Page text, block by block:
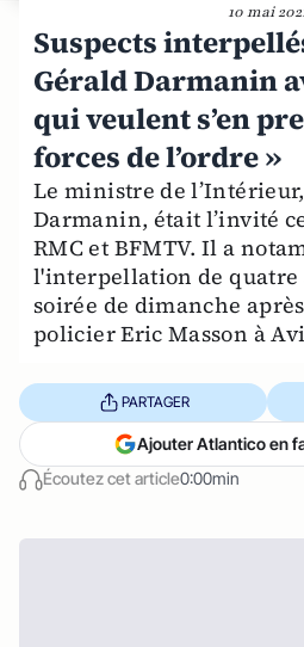
10 mai
Suspects
Gérald Darmanin
qui veulent s’en
forces de l’ordre »
Le ministre de
Darmanin, était l’invité
RMC et BFMTV. Il a
l'interpellation de quatre
soirée de dimanche
policier Eric Masson à
Écoutez cet article0:00min
PARTAGER
Ajouter Atlantico en